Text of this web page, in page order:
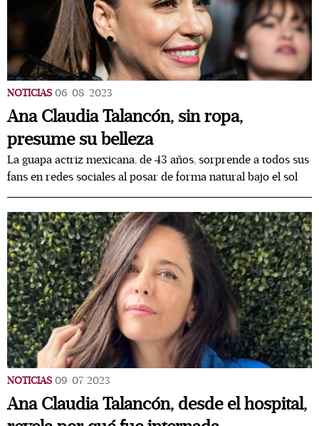
NOTICIAS 06/08/2023
Ana Claudia Talancón, sin ropa,
presume su belleza
La guapa actriz mexicana, de 43 años, sorprende a todos sus
fans en redes sociales al posar de forma natural bajo el sol
NOTICIAS 09/07/2023
Ana Claudia Talancón, desde el hospital,